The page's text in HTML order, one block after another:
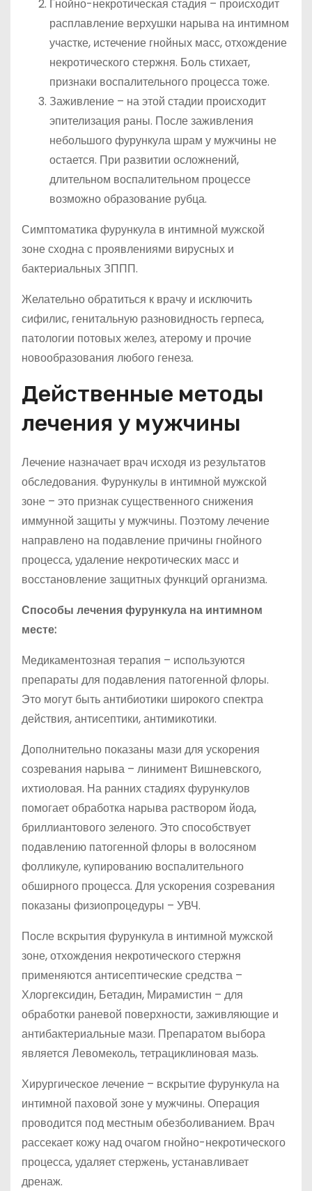
Гнойно-некротическая стадия – происходит
расплавление верхушки нарыва на интимном
участке, истечение гнойных масс, отхождение
некротического стержня. Боль стихает,
признаки воспалительного процесса тоже.
Заживление – на этой стадии происходит
эпителизация раны. После заживления
небольшого фурункула шрам у мужчины не
остается. При развитии осложнений,
длительном воспалительном процессе
возможно образование рубца.
Симптоматика фурункула в интимной мужской
зоне сходна с проявлениями вирусных и
бактериальных ЗППП.
Желательно обратиться к врачу и исключить
сифилис, генитальную разновидность герпеса,
патологии потовых желез, атерому и прочие
новообразования любого генеза.
Действенные методы
лечения у мужчины
Лечение назначает врач исходя из результатов
обследования. Фурункулы в интимной мужской
зоне – это признак существенного снижения
иммунной защиты у мужчины. Поэтому лечение
направлено на подавление причины гнойного
процесса, удаление некротических масс и
восстановление защитных функций организма.
Способы лечения фурункула на интимном
месте:
Медикаментозная терапия – используются
препараты для подавления патогенной флоры.
Это могут быть антибиотики широкого спектра
действия, антисептики, антимикотики.
Дополнительно показаны мази для ускорения
созревания нарыва – линимент Вишневского,
ихтиоловая. На ранних стадиях фурункулов
помогает обработка нарыва раствором йода,
бриллиантового зеленого. Это способствует
подавлению патогенной флоры в волосяном
фолликуле, купированию воспалительного
обширного процесса. Для ускорения созревания
показаны физиопроцедуры – УВЧ.
После вскрытия фурункула в интимной мужской
зоне, отхождения некротического стержня
применяются антисептические средства –
Хлоргексидин, Бетадин, Мирамистин – для
обработки раневой поверхности, заживляющие и
антибактериальные мази. Препаратом выбора
является Левомеколь, тетрациклиновая мазь.
Хирургическое лечение – вскрытие фурункула на
интимной паховой зоне у мужчины. Операция
проводится под местным обезболиванием. Врач
рассекает кожу над очагом гнойно-некротического
процесса, удаляет стержень, устанавливает
дренаж.